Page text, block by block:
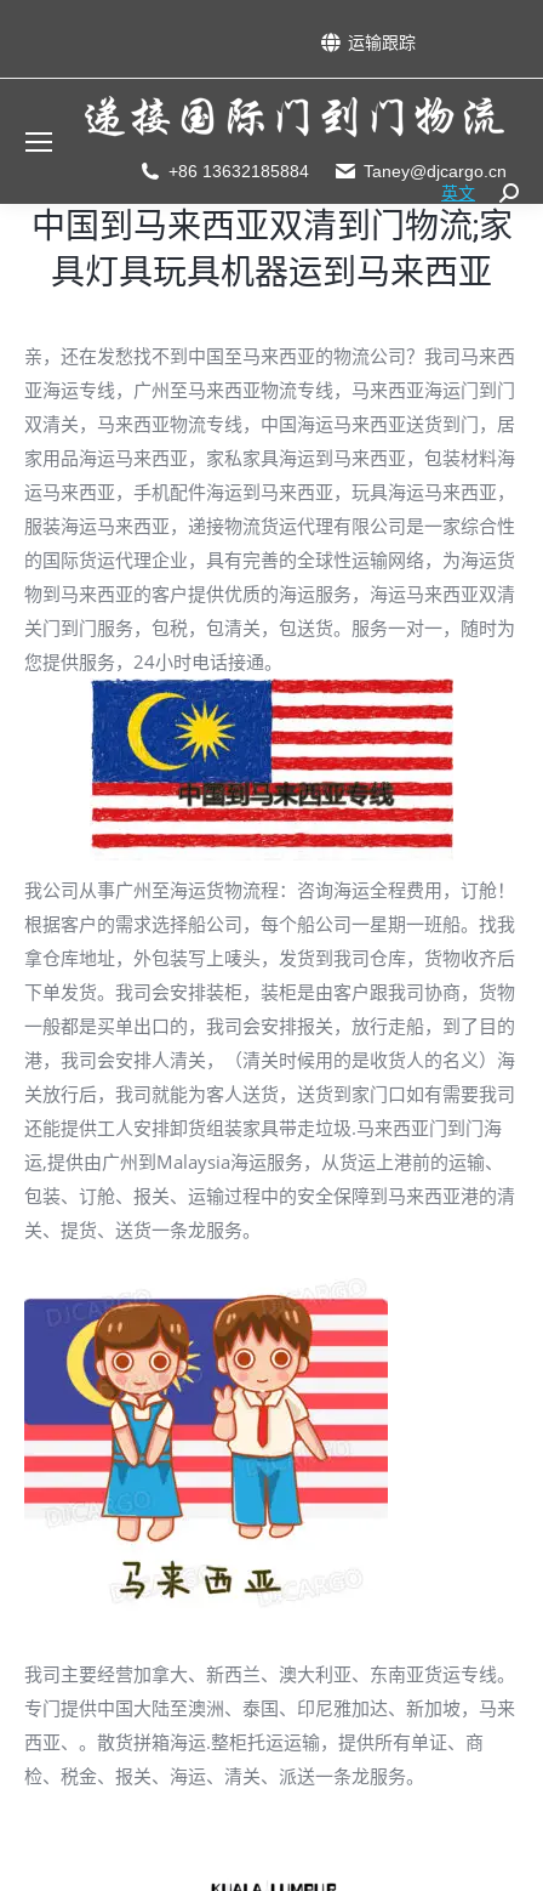
运输跟踪
+86 13632185884
Taney@djcargo.cn
英文
中国到马来西亚双清到门物流;家
具灯具玩具机器运到马来西亚
亲，还在发愁找不到中国至马来西亚的物流公司？我司马来西
亚海运专线，广州至马来西亚物流专线，马来西亚海运门到门
双清关，马来西亚物流专线，中国海运马来西亚送货到门，居
家用品海运马来西亚，家私家具海运到马来西亚，包装材料海
运马来西亚，手机配件海运到马来西亚，玩具海运马来西亚，
服装海运马来西亚，递接物流货运代理有限公司是一家综合性
的国际货运代理企业，具有完善的全球性运输网络，为海运货
物到马来西亚的客户提供优质的海运服务，海运马来西亚双清
关门到门服务，包税，包清关，包送货。服务一对一，随时为
您提供服务，24小时电话接通。
我公司从事广州至海运货物流程：咨询海运全程费用，订舱！
根据客户的需求选择船公司，每个船公司一星期一班船。找我
拿仓库地址，外包装写上唛头，发货到我司仓库，货物收齐后
下单发货。我司会安排装柜，装柜是由客户跟我司协商，货物
一般都是买单出口的，我司会安排报关，放行走船，到了目的
港，我司会安排人清关，（清关时候用的是收货人的名义）海
关放行后，我司就能为客人送货，送货到家门口如有需要我司
还能提供工人安排卸货组装家具带走垃圾.马来西亚门到门海
运,提供由广州到Malaysia海运服务，从货运上港前的运输、
包装、订舱、报关、运输过程中的安全保障到马来西亚港的清
关、提货、送货一条龙服务。
我司主要经营加拿大、新西兰、澳大利亚、东南亚货运专线。
专门提供中国大陆至澳洲、泰国、印尼雅加达、新加坡，马来
西亚、。散货拼箱海运.整柜托运运输，提供所有单证、商
检、税金、报关、海运、清关、派送一条龙服务。